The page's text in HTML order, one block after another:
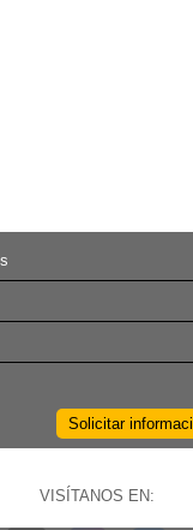
Solicitar
VISÍTANOS EN: